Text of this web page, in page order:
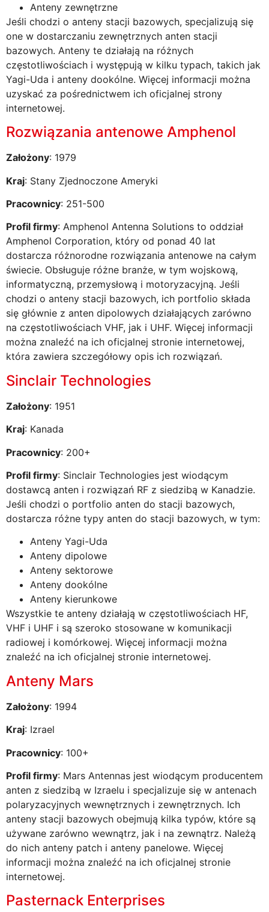
Anteny zewnętrzne
Jeśli chodzi o anteny stacji bazowych, specjalizują się
one w dostarczaniu zewnętrznych anten stacji
bazowych. Anteny te działają na różnych
częstotliwościach i występują w kilku typach, takich jak
Yagi-Uda i anteny dookólne. Więcej informacji można
uzyskać za pośrednictwem ich oficjalnej strony
internetowej.
Rozwiązania antenowe Amphenol
Założony: 1979
Kraj: Stany Zjednoczone Ameryki
Pracownicy: 251-500
Profil firmy: Amphenol Antenna Solutions to oddział
Amphenol Corporation, który od ponad 40 lat
dostarcza różnorodne rozwiązania antenowe na całym
świecie. Obsługuje różne branże, w tym wojskową,
informatyczną, przemysłową i motoryzacyjną. Jeśli
chodzi o anteny stacji bazowych, ich portfolio składa
się głównie z anten dipolowych działających zarówno
na częstotliwościach VHF, jak i UHF. Więcej informacji
można znaleźć na ich oficjalnej stronie internetowej,
która zawiera szczegółowy opis ich rozwiązań.
Sinclair Technologies
Założony: 1951
Kraj: Kanada
Pracownicy: 200+
Profil firmy: Sinclair Technologies jest wiodącym
dostawcą anten i rozwiązań RF z siedzibą w Kanadzie.
Jeśli chodzi o portfolio anten do stacji bazowych,
dostarcza różne typy anten do stacji bazowych, w tym:
Anteny Yagi-Uda
Anteny dipolowe
Anteny sektorowe
Anteny dookólne
Anteny kierunkowe
Wszystkie te anteny działają w częstotliwościach HF,
VHF i UHF i są szeroko stosowane w komunikacji
radiowej i komórkowej. Więcej informacji można
znaleźć na ich oficjalnej stronie internetowej.
Anteny Mars
Założony: 1994
Kraj: Izrael
Pracownicy: 100+
Profil firmy: Mars Antennas jest wiodącym producentem
anten z siedzibą w Izraelu i specjalizuje się w antenach
polaryzacyjnych wewnętrznych i zewnętrznych. Ich
anteny stacji bazowych obejmują kilka typów, które są
używane zarówno wewnątrz, jak i na zewnątrz. Należą
do nich anteny patch i anteny panelowe. Więcej
informacji można znaleźć na ich oficjalnej stronie
internetowej.
Pasternack Enterprises